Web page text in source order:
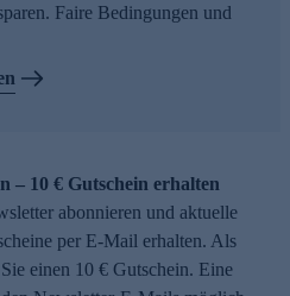
Faire Bedingungen und
– 10 € Gutschein erhalten
abonnieren und aktuelle
per E-Mail erhalten. Als
einen 10 € Gutschein. Eine